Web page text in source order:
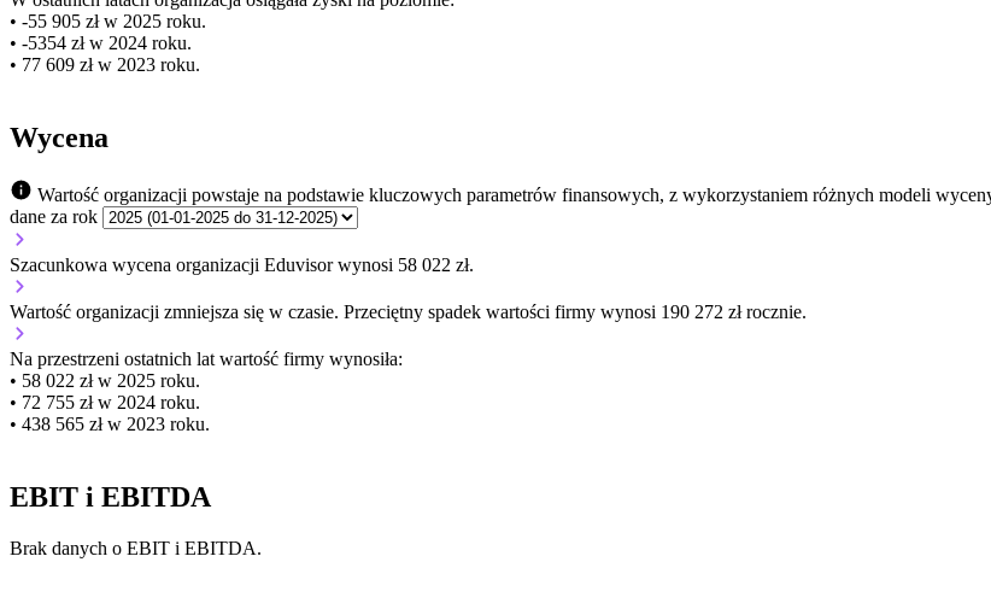
• -55 905 zł w 2025 roku.
• -5354 zł w 2024 roku.
• 77 609 zł w 2023 roku.
Wycena
Wartość organizacji powstaje na podstawie kluczowych parametrów finansowych, z wykorzystaniem różnych modeli
dane za rok
Szacunkowa wycena organizacji Eduvisor wynosi 58 022 zł.
Wartość organizacji zmniejsza się w czasie. Przeciętny spadek wartości firmy wynosi 190 272 zł rocznie.
Na przestrzeni ostatnich lat wartość firmy wynosiła:
• 58 022 zł w 2025 roku.
• 72 755 zł w 2024 roku.
• 438 565 zł w 2023 roku.
EBIT i EBITDA
Brak danych o EBIT i EBITDA.